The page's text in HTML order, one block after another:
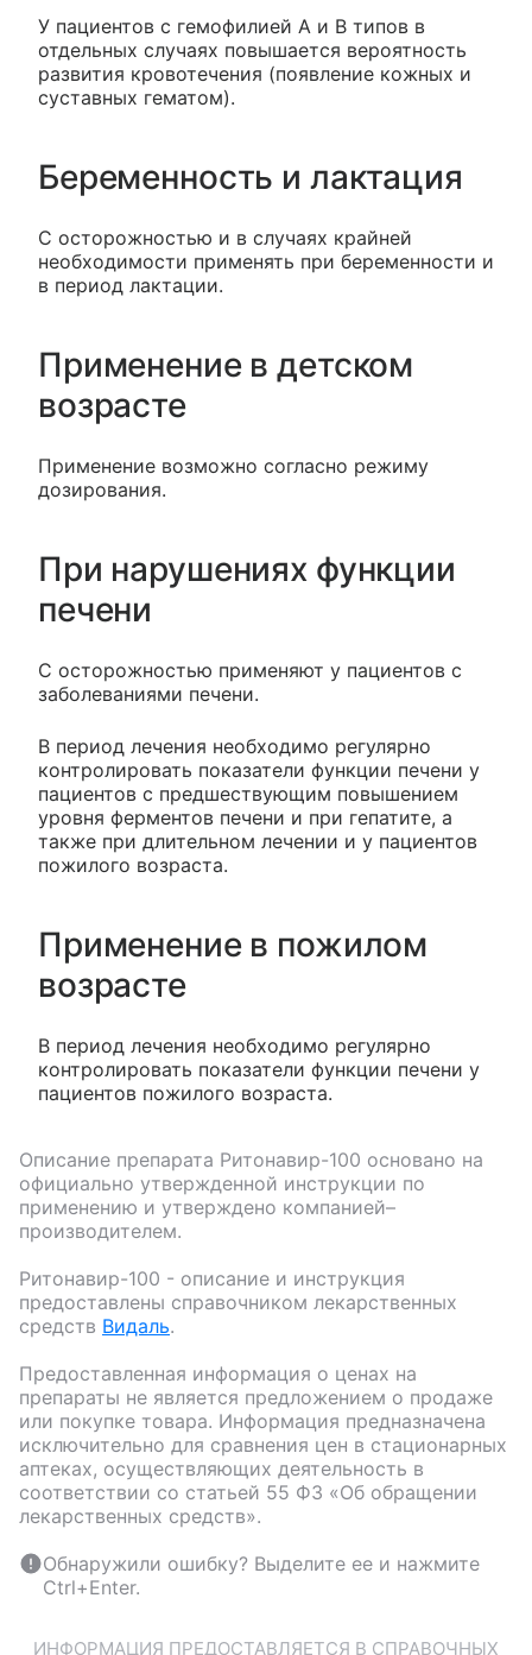
У пациентов с гемофилией A и B типов в
отдельных случаях повышается вероятность
развития кровотечения (появление кожных и
суставных гематом).
Беременность и лактация
С осторожностью и в случаях крайней
необходимости применять при беременности и
в период лактации.
Применение в детском
возрасте
Применение возможно согласно режиму
дозирования.
При нарушениях функции
печени
С осторожностью применяют у пациентов с
заболеваниями печени.
В период лечения необходимо регулярно
контролировать показатели функции печени у
пациентов с предшествующим повышением
уровня ферментов печени и при гепатите, а
также при длительном лечении и у пациентов
пожилого возраста.
Применение в пожилом
возрасте
В период лечения необходимо регулярно
контролировать показатели функции печени у
пациентов пожилого возраста.
Описание препарата Ритонавир-100 основано на
официально утвержденной инструкции по
применению и утверждено компанией–
производителем.
Ритонавир-100 - описание и инструкция
предоставлены справочником лекарственных
средств Видаль.
Предоставленная информация о ценах на
препараты не является предложением о продаже
или покупке товара. Информация предназначена
исключительно для сравнения цен в стационарных
аптеках, осуществляющих деятельность в
соответствии со статьей 55 ФЗ «Об обращении
лекарственных средств».
Обнаружили ошибку? Выделите ее и нажмите
Ctrl+Enter.
ИНФОРМАЦИЯ ПРЕДОСТАВЛЯЕТСЯ В СПРАВОЧНЫХ